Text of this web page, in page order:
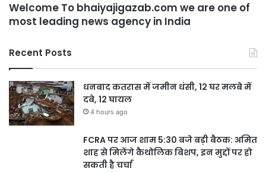
Welcome To bhaiyajigazab.com we are one of
most leading news agency in India
Recent Posts
धनबाद कतरास में जमीन धंसी, 12 घर मलबे में
दबे, 12 घायल
4 hours ago
FCRA पर आज शाम 5:30 बजे बड़ी बैठक: अमित
शाह से मिलेंगे कैथोलिक बिशप, इन मुद्दों पर हो
सकती है चर्चा